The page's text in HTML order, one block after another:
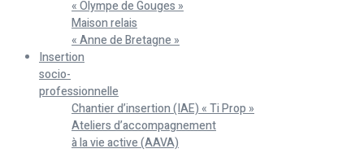
« Olympe de Gouges »
Maison relais
« Anne de Bretagne »
Insertion
socio-
professionnelle
Chantier d’insertion (IAE) « Ti Prop »
Ateliers d’accompagnement
à la vie active (AAVA)